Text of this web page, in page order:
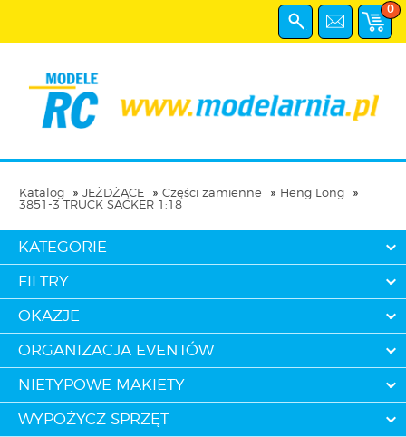
0
Katalog JEŻDŻĄCE Części zamienne
Heng Long
3851-3 TRUCK SACKER 1:18
KATEGORIE
FILTRY
OKAZJE
ORGANIZACJA EVENTÓW
NIETYPOWE MAKIETY
WYPOŻYCZ SPRZĘT